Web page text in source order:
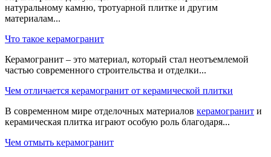
натуральному камню, тротуарной плитке и другим
материалам...
Что такое керамогранит
Керамогранит – это материал, который стал неотъемлемой
частью современного строительства и отделки...
Чем отличается керамогранит от керамической плитки
В современном мире отделочных материалов керамогранит и
керамическая плитка играют особую роль благодаря...
Чем отмыть керамогранит